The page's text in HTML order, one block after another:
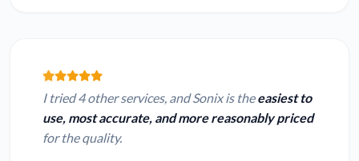
I tried 4 other services, and Sonix is theeasiest to
use, most accurate, and more reasonably priced
for the quality.